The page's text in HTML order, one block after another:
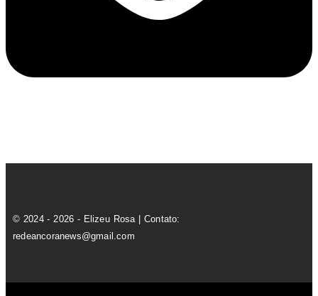
© 2024 - 2026 - Elizeu Rosa | Contato:
redeancoranews@gmail.com